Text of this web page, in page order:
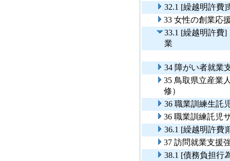
32.1 [繰越明許費
33 女性の創業応
33.1 [繰越明許費
業
34 障がい者就業
35 鳥取県立産業
修）
36 職業訓練生託
36 職業訓練託児
36.1 [繰越明許費
37 訪問就業支援
38.1 [債務負担行